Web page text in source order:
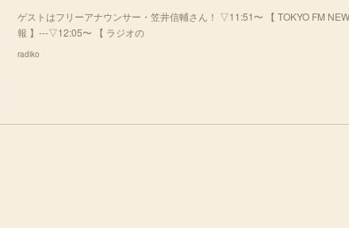
ゲストはフリーアナウンサー・笠井信輔さん！ ▽11:51〜 【 TOKYO FM
報 】---▽12:05〜 【 ラジオの
radiko